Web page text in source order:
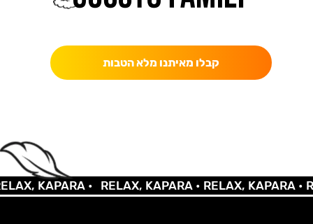
קבלו מאיתנו מלא הטבות
KAPARA • RELAX, KAPARA •RELAX, KAPARA •